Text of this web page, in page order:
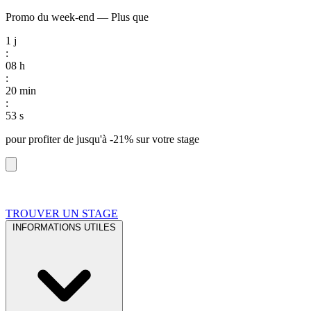
Promo du week-end — Plus que
1 j
:
08 h
:
20 min
:
52 s
pour profiter de jusqu'à -21% sur votre stage
TROUVER UN STAGE
INFORMATIONS UTILES